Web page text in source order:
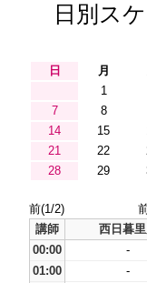
日別ス
日 月
1
7
8
14
15
21
22
28
29
前(1/2)
講師
西日暮
00:00
-
01:00
-